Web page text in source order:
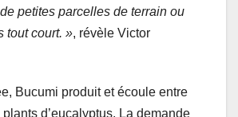
petites parcelles de terrain ou
tout court. », révèle Victor
Bucumi produit et écoule entre
d’eucalyptus. La demande